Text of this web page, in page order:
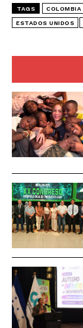
TAGS COLOMBIA
ESTADOS UNIDOS